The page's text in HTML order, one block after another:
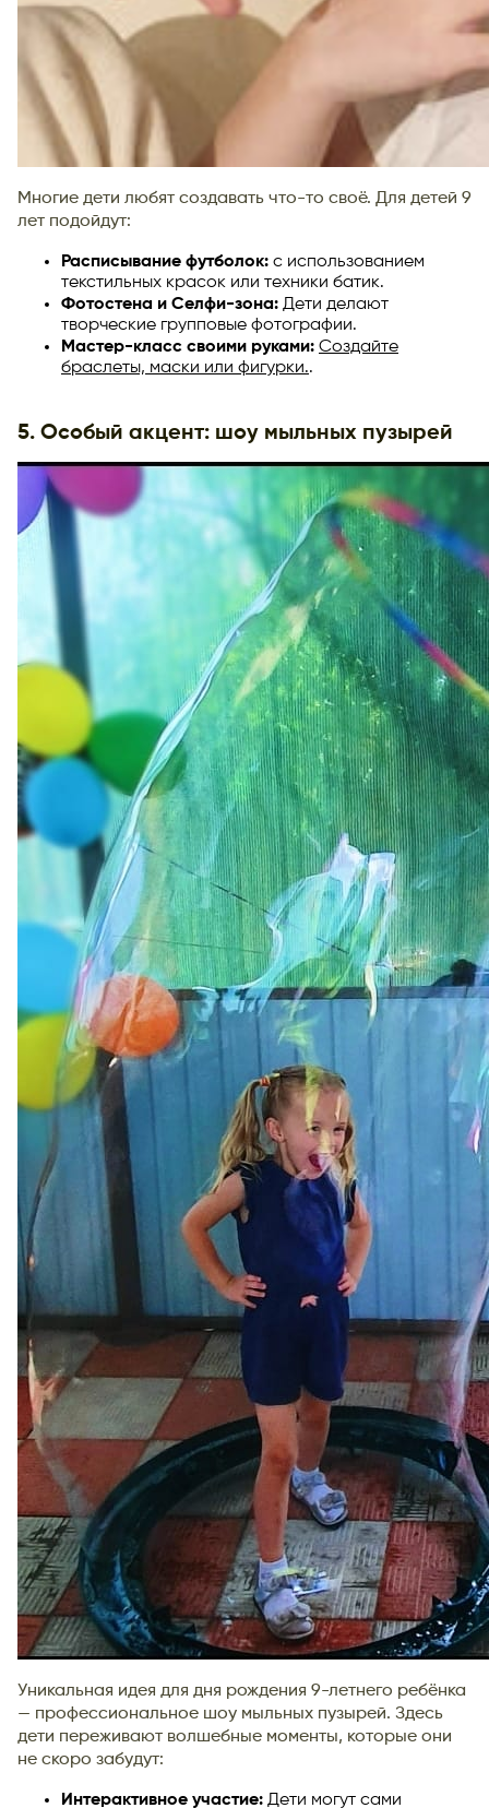
Многие дети любят создавать что-то своё. Для детей 9
лет подойдут:
Расписывание футболок: с использованием
текстильных красок или техники батик.
Фотостена и Селфи-зона: Дети делают
творческие групповые фотографии.
Мастер-класс своими руками: Создайте
браслеты, маски или фигурки..
5. Особый акцент: шоу мыльных пузырей
Уникальная идея для дня рождения 9-летнего ребёнка
— профессиональное шоу мыльных пузырей. Здесь
дети переживают волшебные моменты, которые они
не скоро забудут:
Интерактивное участие: Дети могут сами